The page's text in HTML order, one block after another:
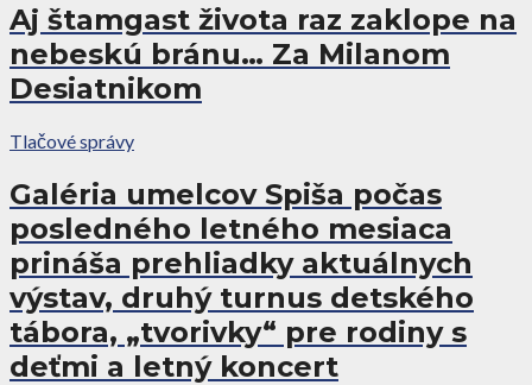
Aj štamgast života raz zaklope na
nebeskú bránu… Za Milanom
Desiatnikom
Tlačové správy
Galéria umelcov Spiša počas
posledného letného mesiaca
prináša prehliadky aktuálnych
výstav, druhý turnus detského
tábora, „tvorivky“ pre rodiny s
deťmi a letný koncert